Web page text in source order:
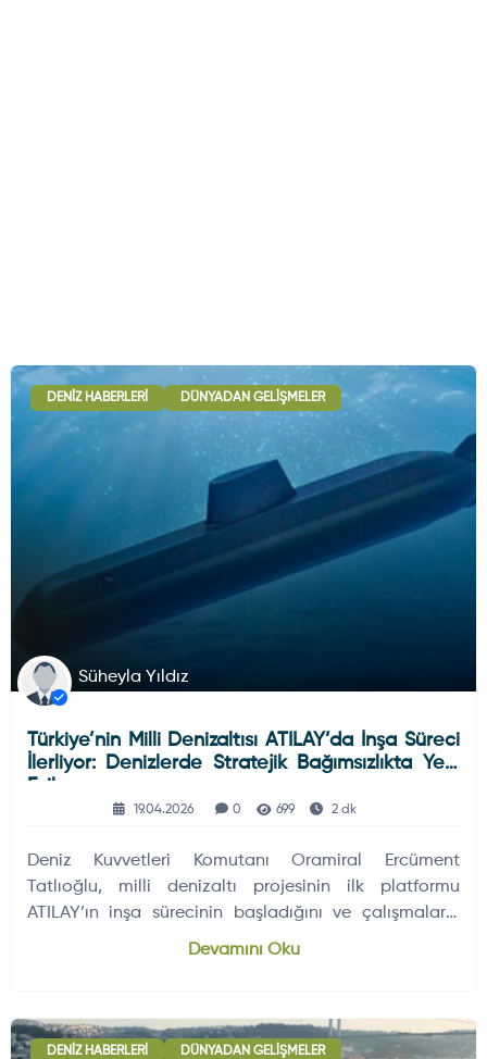
DENIZ HABERLERI DÜNYADAN GELIŞMELER
Süheyla Yıldız
Türkiye’nin Milli Denizaltısı ATILAY’da İnşa Süreci
İlerliyor: Denizlerde Stratejik Bağımsızlıkta Yeni
Eşik
19.04.2026 0 699 2 dk
Deniz Kuvvetleri Komutanı Oramiral Ercüment
Tatlıoğlu, milli denizaltı projesinin ilk platformu
ATILAY’ın inşa sürecinin başladığını ve çalışmaların
sürdüğünü açıkladı. Proje, Türkiye’nin denizaltı tasarım
Devamını Oku
DENIZ HABERLERI DÜNYADAN GELIŞMELER